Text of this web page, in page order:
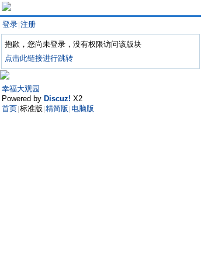
登录 注册
抱歉，您尚未登录，没有权限访问该版块
点击此链接进行跳转
幸福大观园
Powered by Discuz! X2
首页 标准版 精简版 电脑版